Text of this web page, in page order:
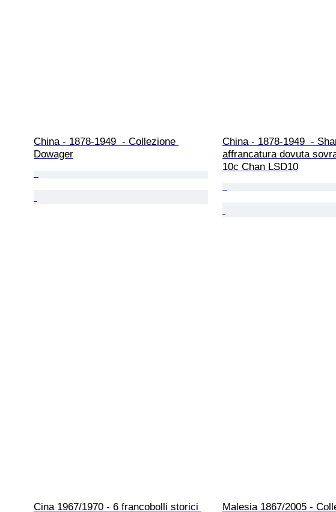
China - 1878-1949  - Collezione
Dowager
China - 1878-1949  -
affrancatura dovuta
10c Chan LSD10
Cina 1967/1970 - 6 francobolli storici
Malesia 1867/2005 -